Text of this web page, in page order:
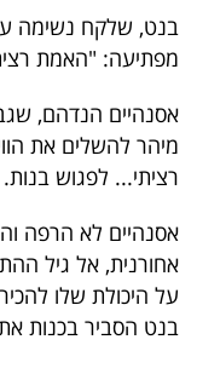
פרסמו
באייס
עקבו
בנט, שלקח נשימה
מפתיעה: "האמת
אסנהיים הנדהם,
מיהר להשלים את
רציתי... לפגוש בנות.
אסנהיים לא הרפה
אחורנית, אל גיל
על היכולת שלו
בנט הסביר בכנות